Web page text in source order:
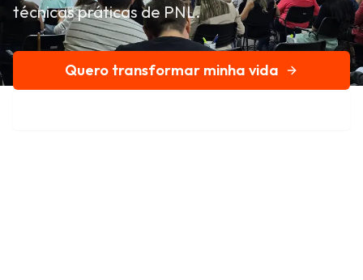
técnicas práticas de PNL.
Quero transformar minha vida